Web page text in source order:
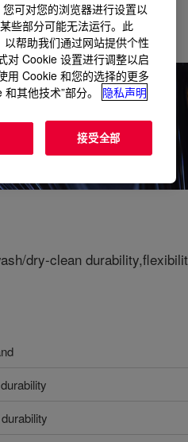
dry-clean
可对您的浏览器进行设置以
些部分可能无法运行。此
帮助我们通过网站提供个性
对 Cookie 设置进行调整以启
用 Cookie 和您的选择的更多
其他技术”部分。
隐私声明
接受全部